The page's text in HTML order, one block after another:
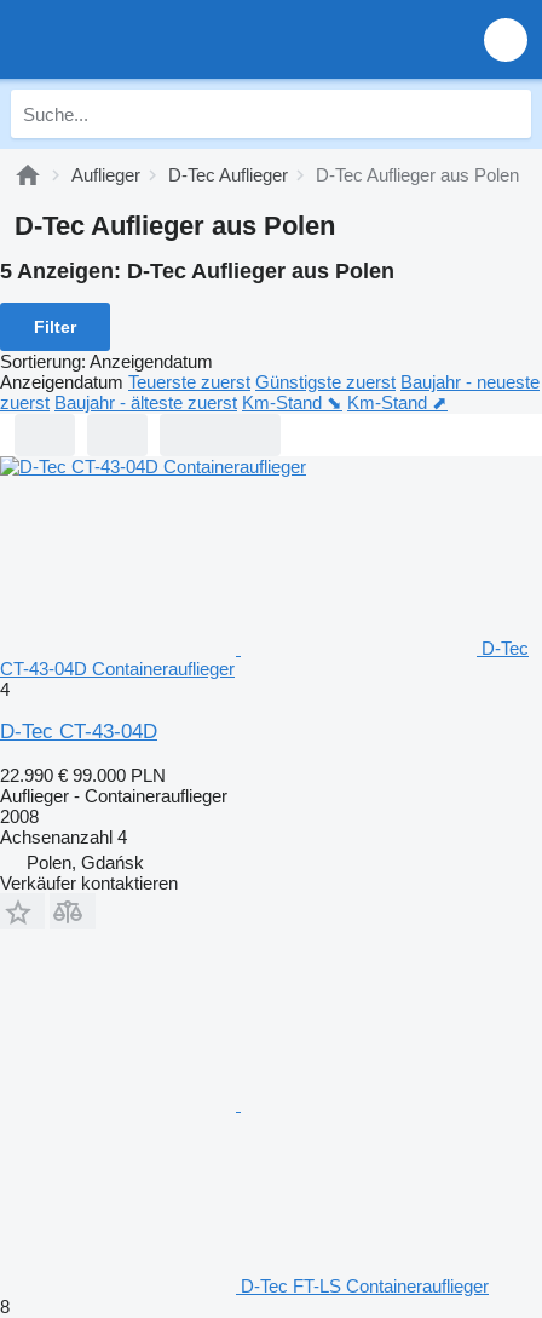
Auflieger D-Tec Auflieger D-Tec Auflieger aus Polen
D-Tec Auflieger aus Polen
5 Anzeigen: D-Tec Auflieger aus Polen
Filter
Sortierung: Anzeigendatum
Anzeigendatum Teuerste zuerst Günstigste zuerst Baujahr - neueste
zuerst Baujahr - älteste zuerst Km-Stand ⬊ Km-Stand ⬈
D-Tec
CT-43-04D Containerauflieger
4
D-Tec CT-43-04D
22.990 € 99.000 PLN
Auflieger - Containerauflieger
2008
Achsenanzahl 4
Polen, Gdańsk
Verkäufer kontaktieren
D-Tec FT-LS Containerauflieger
8